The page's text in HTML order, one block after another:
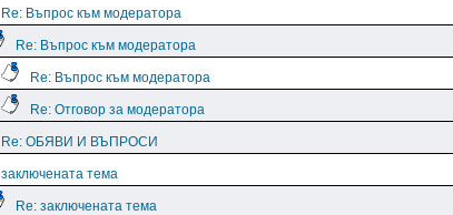
Re: Въпрос към модератора
Re: Въпрос към модератора
Re: Въпрос към модератора
Re: Отговор за модератора
Re: ОБЯВИ И ВЪПРОСИ
заключената тема
Re: заключената тема